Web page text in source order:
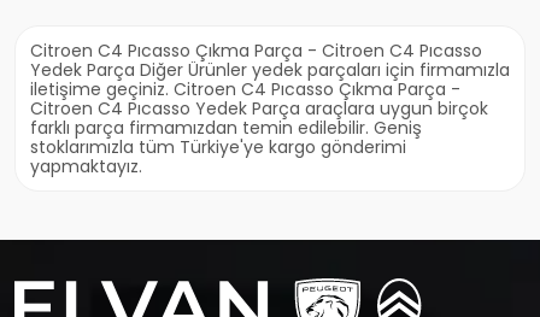
Citroen C4 Pıcasso Çıkma Parça - Citroen C4 Pıcasso
Yedek Parça Diğer Ürünler yedek parçaları için firmamızla
iletişime geçiniz. Citroen C4 Pıcasso Çıkma Parça -
Citroen C4 Pıcasso Yedek Parça araçlara uygun birçok
farklı parça firmamızdan temin edilebilir. Geniş
stoklarımızla tüm Türkiye'ye kargo gönderimi
yapmaktayız.